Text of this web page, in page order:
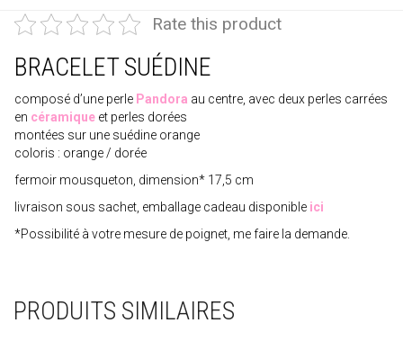
Rate this product
BRACELET SUÉDINE
composé d’une perle Pandora au centre, avec deux perles carrées
en céramique et perles dorées
montées sur une suédine orange
coloris : orange / dorée
fermoir mousqueton, dimension* 17,5 cm
livraison sous sachet, emballage cadeau disponible ici
*Possibilité à votre mesure de poignet, me faire la demande.
PRODUITS SIMILAIRES